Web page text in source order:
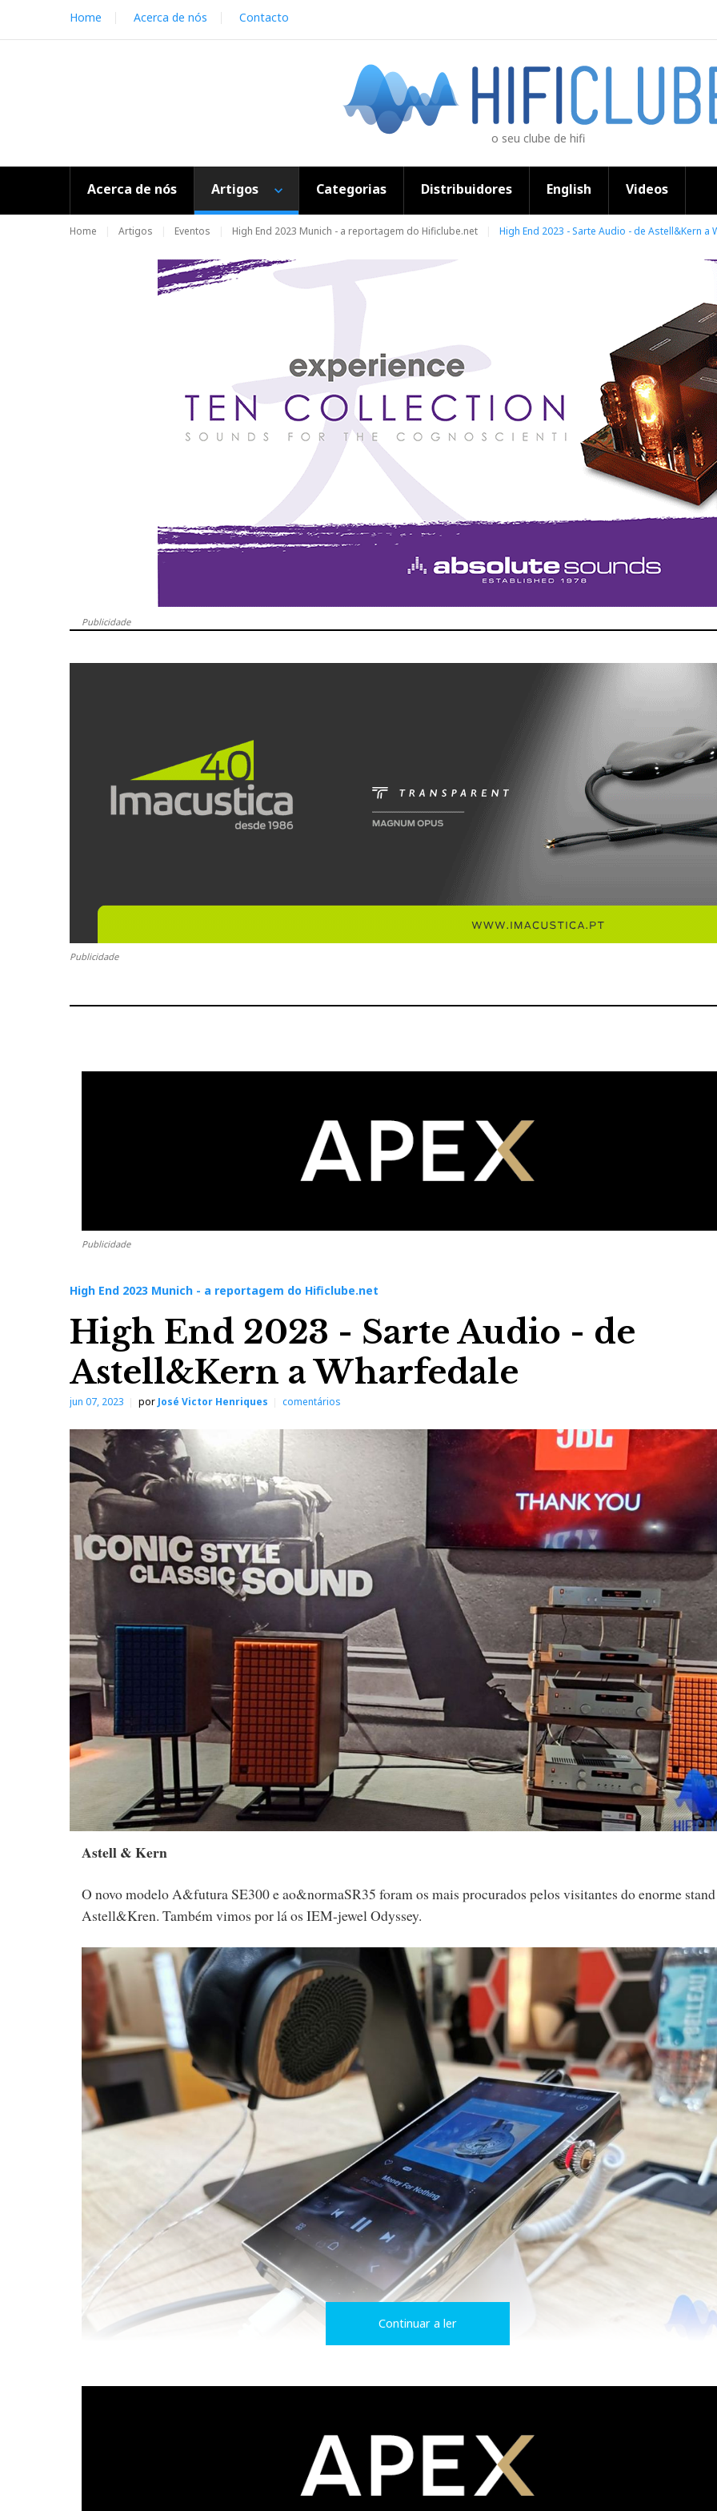
i
Home Acerca de nós Contacto
o seu clube de hifi
Acerca de nós Artigos Categorias Distribuidores English Videos
Home Artigos Eventos High End 2023 Munich - a reportagem do Hificlube.net High End 2023 - Sarte Audio - de Astell&Kern a
Publicidade
Publicidade
Publicidade
High End 2023 Munich - a reportagem do Hificlube.net
High End 2023 - Sarte Audio - de
Astell&Kern a Wharfedale
jun 07, 2023 por José Victor Henriques comentários
Astell & Kern
O novo modelo A&futura SE300 e ao&normaSR35 foram os mais procurados pelos visitantes do enorme
Astell&Kren. Também vimos por lá os IEM-jewel Odyssey.
Astell&Kern SE300
Continuar a ler